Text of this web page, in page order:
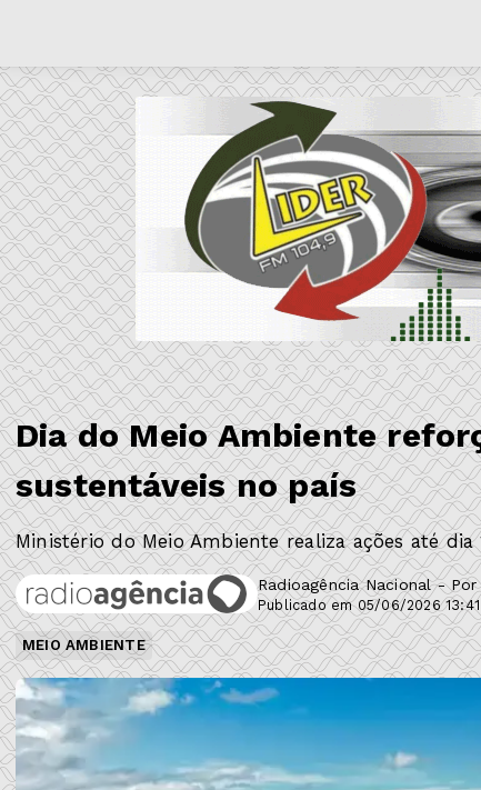
Dia do Meio Ambiente
sustentáveis no país
Ministério do Meio Ambiente realiza ações até dia
Radioagência Nacional -
Publicado em 05/06/2026 13:41
MEIO AMBIENTE